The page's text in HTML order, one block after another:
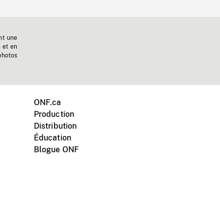
une
et en
ONF.ca
Production
Distribution
Éducation
Blogue ONF